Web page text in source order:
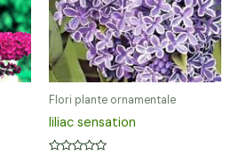
Flori plante ornamentale
liliac sensation